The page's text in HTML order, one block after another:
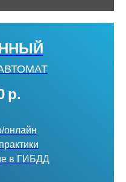
р.
онлайн
в ГИБДД